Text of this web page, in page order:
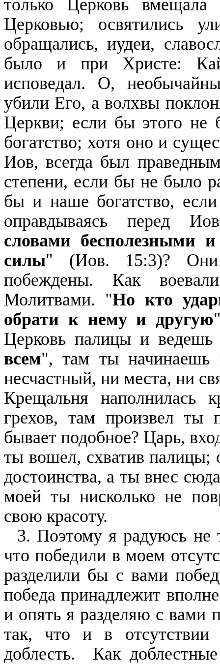
только Церковь
Церковью; освятились
обращались, иудеи,
было и при Христе:
исповедал. О,
убили Его, а волхвы
Церкви; если бы этого
богатство; хотя оно и
Иов, всегда был
степени, если бы не было
бы и наше богатство,
оправдываясь перед
словами
силы" (Иов. 15:3)? Они
побеждены. Как
Молитвами. "Но кто
обрати к нему и другую
Церковь палицы и ведешь
всем", там ты начинаешь
несчастный, ни места, ни
Крещальня наполнилась
грехов, там произвел ты
бывает подобное? Царь,
ты вошел, схватив палицы;
достоинства, а ты внес
моей ты нисколько не
свою красоту.
3. Поэтому я радуюсь не
что победили в моем
разделили бы с вами
победа принадлежит
и опять я разделяю с вами
так, что и в отсутствии
доблесть. Как